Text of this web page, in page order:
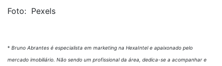
Foto: Pexels
* Bruno Abrantes é especialista em marketing na HexaIntel e apaixonado pelo
mercado imobiliário. Não sendo um profissional da área, dedica-se a acompanhar e